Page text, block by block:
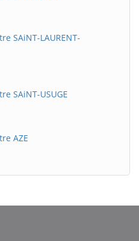
SAiNT-LAURENT-
SAiNT-USUGE
AZE